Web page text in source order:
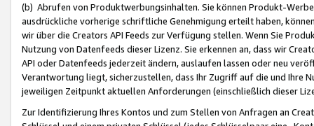
(b) Abrufen von Produktwerbungsinhalten. Sie können Produkt-
ausdrückliche vorherige schriftliche Genehmigung erteilt haben,
wir über die Creators API Feeds zur Verfügung stellen. Wenn Sie
Nutzung von Datenfeeds dieser Lizenz. Sie erkennen an, dass wir
API oder Datenfeeds jederzeit ändern, auslaufen lassen oder neu
Verantwortung liegt, sicherzustellen, dass Ihr Zugriff auf die und Ihre
jeweiligen Zeitpunkt aktuellen Anforderungen (einschließlich dieser
Zur Identifizierung Ihres Kontos und zum Stellen von Anfragen an